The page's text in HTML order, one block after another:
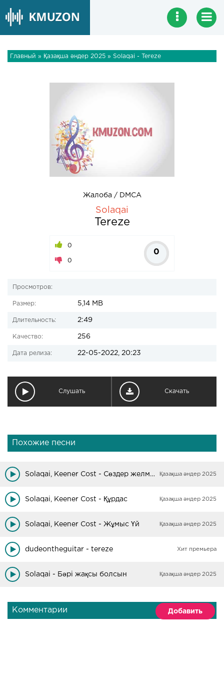
Главный » Қазақша әндер 2025 » Solaqai - Tereze
Жалоба / DMCA
Solaqai
Tereze
0
0
0
Просмотров:
Размер: 5,14 MB
Длительность: 2:49
Качество: 256
Дата релиза: 22-05-2022, 20:23
Слушать Скачать
Похожие песни
Solaqai, Keener Cost - Сөздер желмен ауаға Қазақша әндер 2025
Solaqai, Keener Cost - Құрдас Қазақша әндер 2025
Solaqai, Keener Cost - Жұмыс Үй Қазақша әндер 2025
dudeontheguitar - tereze Хит премьера
Solaqai - Бәрі жақсы болсын Қазақша әндер 2025
Комментарии Добавить